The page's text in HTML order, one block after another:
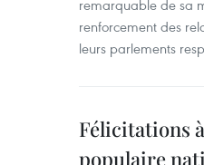
remarquable de sa
renforcement des
leurs parlements
Félicitations
populaire